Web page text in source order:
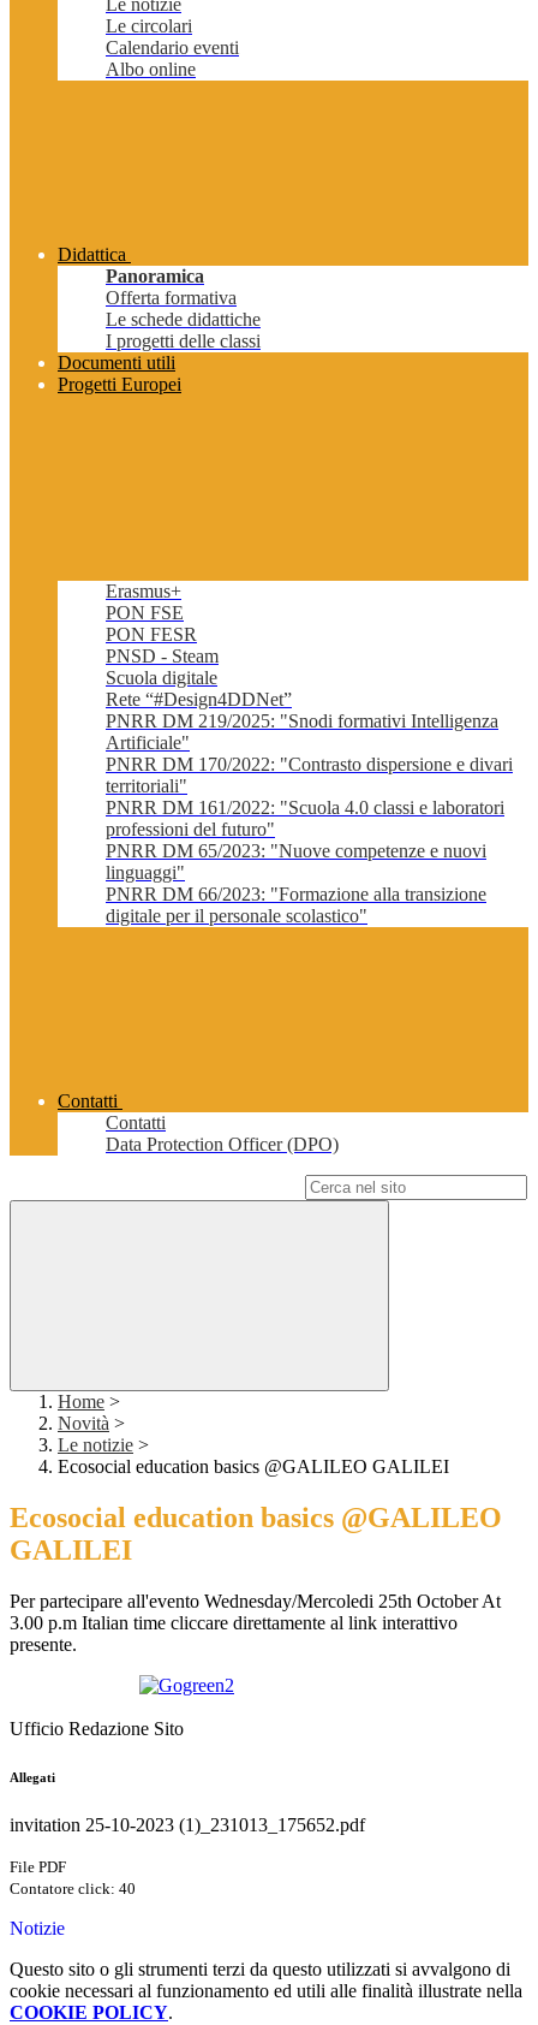
Le notizie
Le circolari
Calendario eventi
Albo online
Didattica
Panoramica
Offerta formativa
Le schede didattiche
I progetti delle classi
Documenti utili
Progetti Europei
Erasmus+
PON FSE
PON FESR
PNSD - Steam
Scuola digitale
Rete “#Design4DDNet”
PNRR DM 219/2025: "Snodi formativi Intelligenza
Artificiale"
PNRR DM 170/2022: "Contrasto dispersione e divari
territoriali"
PNRR DM 161/2022: "Scuola 4.0 classi e laboratori
professioni del futuro"
PNRR DM 65/2023: "Nuove competenze e nuovi
linguaggi"
PNRR DM 66/2023: "Formazione alla transizione
digitale per il personale scolastico"
Contatti
Contatti
Data Protection Officer (DPO)
Home >
Novità >
Le notizie >
Ecosocial education basics @GALILEO GALILEI
Ecosocial education basics @GALILEO
GALILEI
Per partecipare all'evento Wednesday/Mercoledi 25th October At
3.00 p.m Italian time cliccare direttamente al link interattivo
presente.
Ufficio Redazione Sito
Allegati
invitation 25-10-2023 (1)_231013_175652.pdf
File PDF
Contatore click: 40
Notizie
Questo sito o gli strumenti terzi da questo utilizzati si avvalgono di
cookie necessari al funzionamento ed utili alle finalità illustrate nella
COOKIE POLICY.